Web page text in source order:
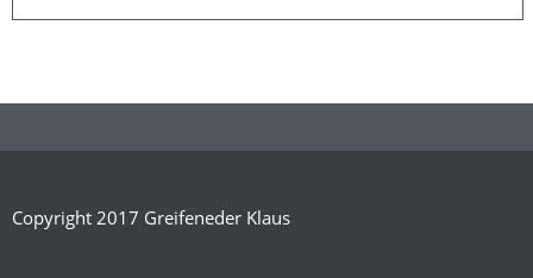
Copyright 2017 Greifeneder Klaus